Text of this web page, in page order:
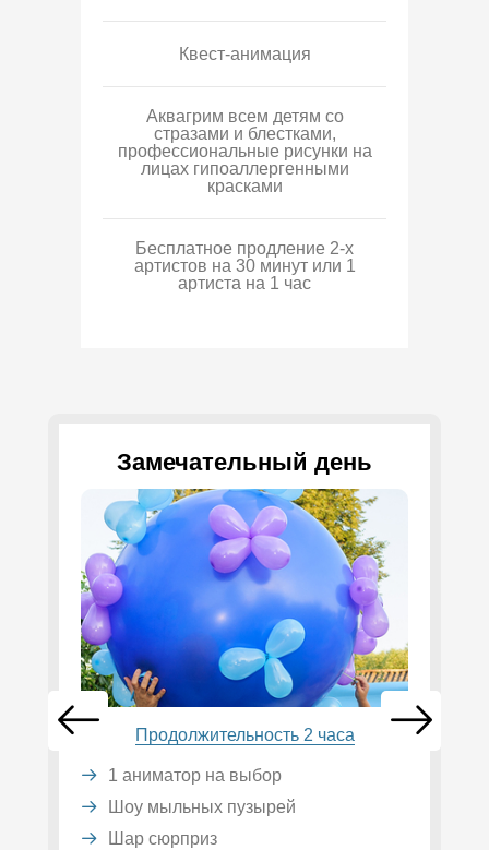
Квест-анимация
Аквагрим всем детям со
стразами и блестками,
профессиональные рисунки на
лицах гипоаллергенными
красками
Бесплатное продление 2-х
артистов на 30 минут или 1
артиста на 1 час
Замечательный день
Продолжительность 2 часа
1 аниматор на выбор
Шоу мыльных пузырей
Шар сюрприз